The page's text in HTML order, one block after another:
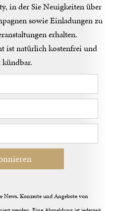
in der Sie Neuigkeiten über
sowie Einladungen zu
erhalten.
ist natürlich kostenfrei und
News, Konzerte und Angebote von